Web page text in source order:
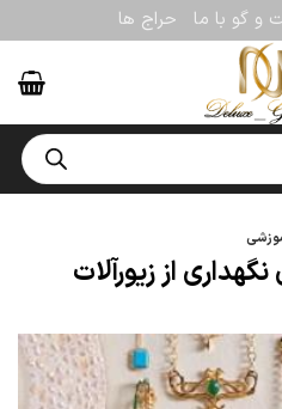
و گو با ما حراج ها
از زیورآلات